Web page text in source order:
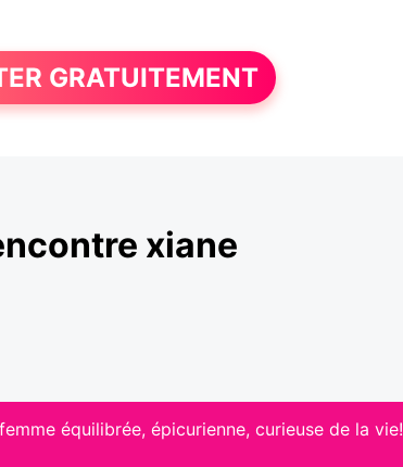
GRATUITEMENT
xiane
équilibrée, épicurienne, curieuse de la vie!